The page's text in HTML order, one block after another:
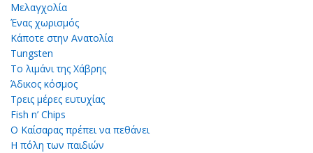
Μελαγχολία
Ένας χωρισμός
Κάποτε στην Ανατολία
Tungsten
Το λιμάνι της Χάβρης
Άδικος κόσμος
Τρεις μέρες ευτυχίας
Fish n’ Chips
Ο Καίσαρας πρέπει να πεθάνει
Η πόλη των παιδιών